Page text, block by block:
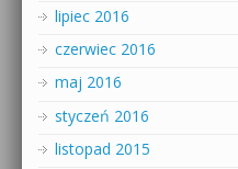
lipiec 2016
czerwiec 2016
maj 2016
styczeń 2016
listopad 2015